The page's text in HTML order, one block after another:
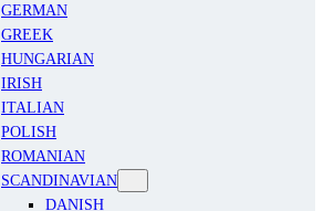
GERMAN
GREEK
HUNGARIAN
IRISH
ITALIAN
POLISH
ROMANIAN
SCANDINAVIAN
DANISH